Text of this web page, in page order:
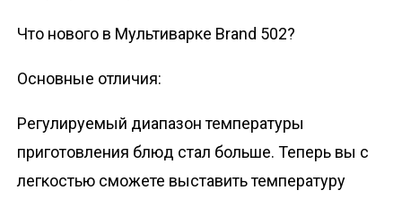
Что нового в Мультиварке Brand 502?
Основные отличия:
Регулируемый диапазон температуры
приготовления блюд стал больше. Теперь вы с
легкостью сможете выставить температуру